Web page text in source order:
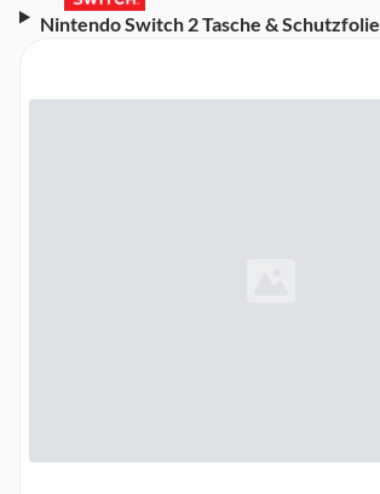
Nintendo Switch 2 Tasche & Schutzfolie